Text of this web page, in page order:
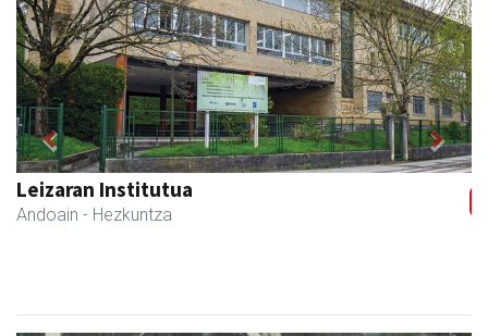
Bengoetxea autoeskola
Andoain - Autoeskolak
Previous Next